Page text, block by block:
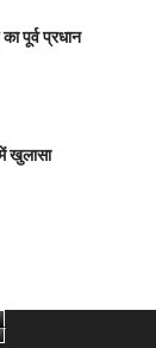
पूर्व प्रधान
खुलासा